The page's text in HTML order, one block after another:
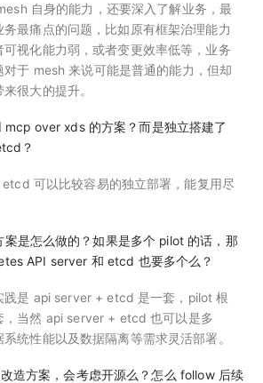
自身的能力，还要深入了解业务，最
务最痛点的问题，比如原有框架治理能力
可视化能力弱，或者变更效率低等，业务
对于 mesh 来说可能是普通的能力，但却
很大的提升。
mcp over xds 的方案？而是独立搭建了
？
可以比较容易的独立部署，能复用尽
案是怎么做的？如果是多个 pilot 的话，那
API server 和 etcd 也要多个么？
践是 api server + etcd 是一套，pilot 根
，当然 api server + etcd 也可以是多
统性能以及数据隔离等需求灵活部署。
造方案，会考虑开源么？怎么 follow 后续